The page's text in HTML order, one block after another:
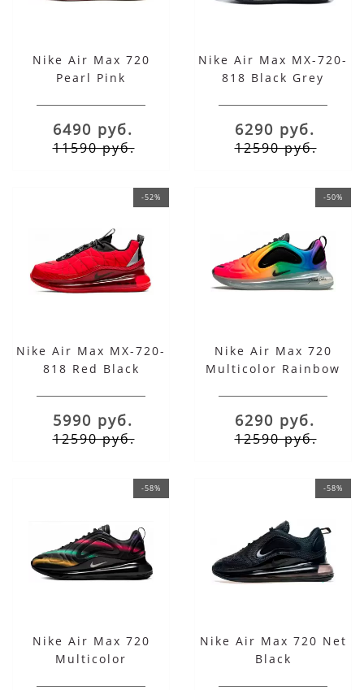
Nike Air Max 720
Pearl Pink
6490 руб.
11590 руб.
Nike Air Max MX-720-
818 Black Grey
6290 руб.
12590 руб.
-52%
Nike Air Max MX-720-
818 Red Black
5990 руб.
12590 руб.
-50%
Nike Air Max 720
Multicolor Rainbow
6290 руб.
12590 руб.
-58%
Nike Air Max 720
Multicolor
-58%
Nike Air Max 720 Net
Black